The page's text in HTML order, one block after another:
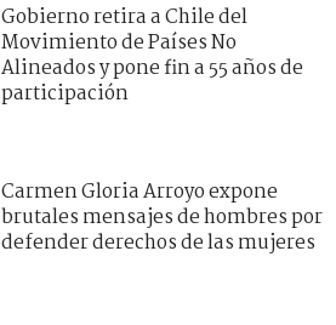
Gobierno retira a Chile del
Movimiento de Países No
Alineados y pone fin a 55 años de
participación
Carmen Gloria Arroyo expone
brutales mensajes de hombres por
defender derechos de las mujeres